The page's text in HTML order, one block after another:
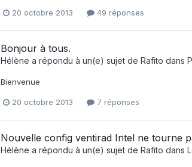
20 octobre 2013 49 réponses
Bonjour à tous.
Hélène a répondu à un(e) sujet de Rafito dans
Bienvenue
20 octobre 2013 7 réponses
Nouvelle config ventirad Intel ne tourne
Hélène a répondu à un(e) sujet de Rafito dans